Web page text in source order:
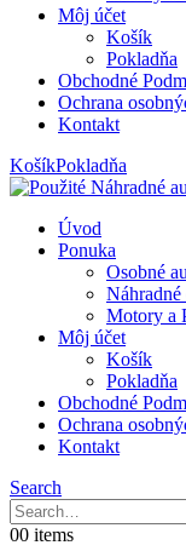
Môj účet
Košík
Pokladňa
Obchodné
Ochrana
Kontakt
KošíkPokladňa
Úvod
Ponuka
Osobné
Motory a
Môj účet
Košík
Pokladňa
Obchodné
Ochrana
Kontakt
Search
00 items